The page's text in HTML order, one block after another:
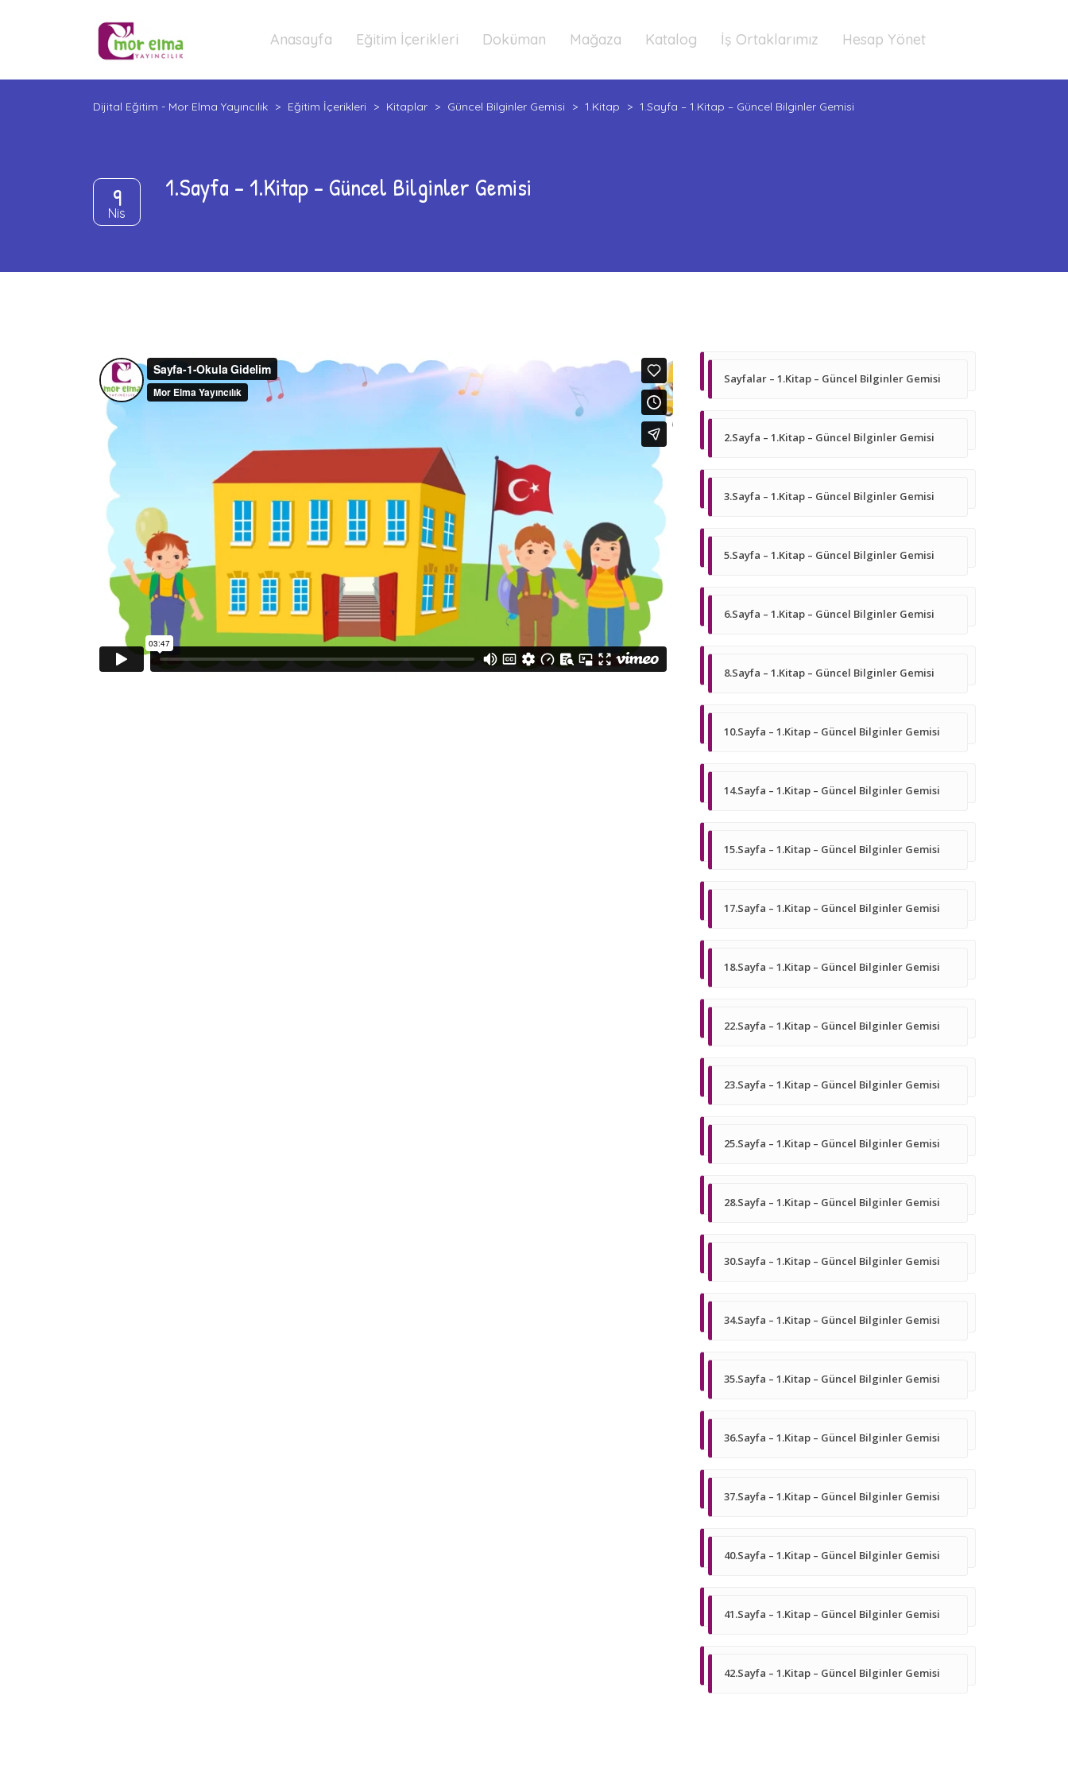
Anasayfa Eğitim İçerikleri Doküman Mağaza Katalog İş Ortaklarımız Hesap Yönet
Dijital Eğitim - Mor Elma Yayıncılık > Eğitim İçerikleri > Kitaplar > Güncel Bilginler Gemisi > 1.Kitap > 1.Sayfa – 1.Kitap – Güncel Bilginler Gemisi
9
Nis
1.Sayfa – 1.Kitap – Güncel Bilginler Gemisi
Sayfalar – 1.Kitap – Güncel Bilginler Gemisi
2.Sayfa – 1.Kitap – Güncel Bilginler Gemisi
3.Sayfa – 1.Kitap – Güncel Bilginler Gemisi
5.Sayfa – 1.Kitap – Güncel Bilginler Gemisi
6.Sayfa – 1.Kitap – Güncel Bilginler Gemisi
8.Sayfa – 1.Kitap – Güncel Bilginler Gemisi
10.Sayfa – 1.Kitap – Güncel Bilginler Gemisi
14.Sayfa – 1.Kitap – Güncel Bilginler Gemisi
15.Sayfa – 1.Kitap – Güncel Bilginler Gemisi
17.Sayfa – 1.Kitap – Güncel Bilginler Gemisi
18.Sayfa – 1.Kitap – Güncel Bilginler Gemisi
22.Sayfa – 1.Kitap – Güncel Bilginler Gemisi
23.Sayfa – 1.Kitap – Güncel Bilginler Gemisi
25.Sayfa – 1.Kitap – Güncel Bilginler Gemisi
28.Sayfa – 1.Kitap – Güncel Bilginler Gemisi
30.Sayfa – 1.Kitap – Güncel Bilginler Gemisi
34.Sayfa – 1.Kitap – Güncel Bilginler Gemisi
35.Sayfa – 1.Kitap – Güncel Bilginler Gemisi
36.Sayfa – 1.Kitap – Güncel Bilginler Gemisi
37.Sayfa – 1.Kitap – Güncel Bilginler Gemisi
40.Sayfa – 1.Kitap – Güncel Bilginler Gemisi
41.Sayfa – 1.Kitap – Güncel Bilginler Gemisi
42.Sayfa – 1.Kitap – Güncel Bilginler Gemisi